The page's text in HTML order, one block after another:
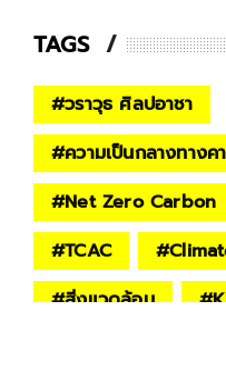
TAGS
#วราวุธ ศิลปอาชา
#ความเป็นกลางทางค
#Net Zero Carbon
#TCAC #
#สิ่งแวดล้อม #